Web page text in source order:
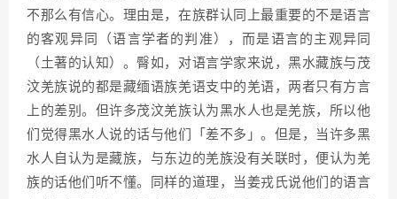
不那么有信心。理由是，在族群认同上最重要的不是语言
的客观异同（语言学者的判准），而是语言的主观异同
（土著的认知）。臀如，对语言学家来说，黑水藏族与茂
汶羌族说的都是藏缅语族羌语支中的羌语，两者只有方言
上的差别。但许多茂汶羌族认为黑水人也是羌族，所以他
们觉得黑水人说的话与他们「差不多」。但是，当许多黑
水人自认为是藏族，与东边的羌族没有关联时，便认为羌
族的话他们听不懂。同样的道理，当姜戎氏说他们的语言